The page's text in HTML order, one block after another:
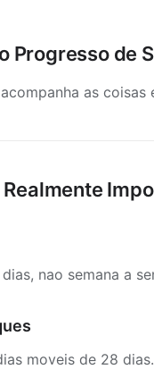
Progresso de
as
nao semana a
moveis de 28